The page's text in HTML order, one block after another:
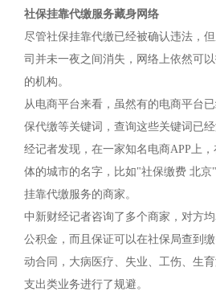
社保挂靠代缴服务藏身网络
尽管社保挂靠代缴已经被确认违法，
司并未一夜之间消失，网络上依然可
的机构。
从电商平台来看，虽然有的电商平台
保代缴等关键词，查询这些关键词已
经记者发现，在一家知名电商APP上
体的城市的名字，比如"社保缴费 北
挂靠代缴服务的商家。
中新财经记者咨询了多个商家，对方
公积金，而且保证可以在社保局查到
动合同，大病医疗、失业、工伤、生
支出类业务进行了规避。